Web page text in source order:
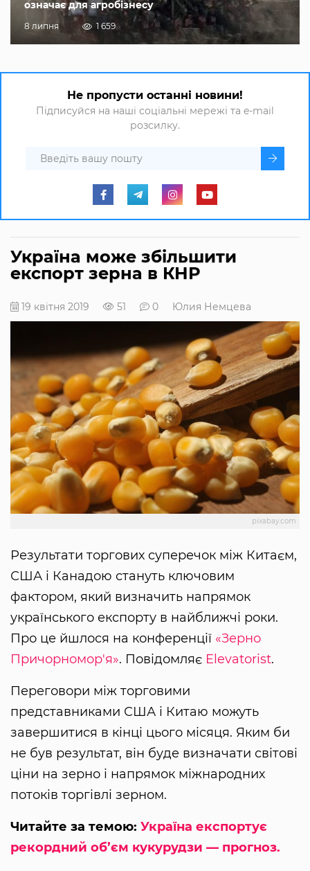
означає для агробізнесу
8 липня 1 659
Не пропусти останні новини!
Підписуйся на наші соціальні мережі та e-mail
розсилку.
Україна може збільшити
експорт зерна в КНР
19 квітня 2019 51 0 Юлия Немцева
pixabay.com
Результати торгових суперечок між Китаєм,
США і Канадою стануть ключовим
фактором, який визначить напрямок
українського експорту в найближчі роки.
Про це йшлося на конференції «Зерно
Причорномор'я». Повідомляє Elevatorist.
Переговори між торговими
представниками США і Китаю можуть
завершитися в кінці цього місяця. Яким би
не був результат, він буде визначати світові
ціни на зерно і напрямок міжнародних
потоків торгівлі зерном.
Читайте за темою: Україна експортує
рекордний об’єм кукурудзи — прогноз.